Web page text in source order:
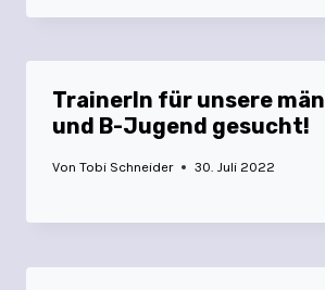
TrainerIn für unsere
und B-Jugend gesucht!
Von Tobi Schneider 30. Juli 2022